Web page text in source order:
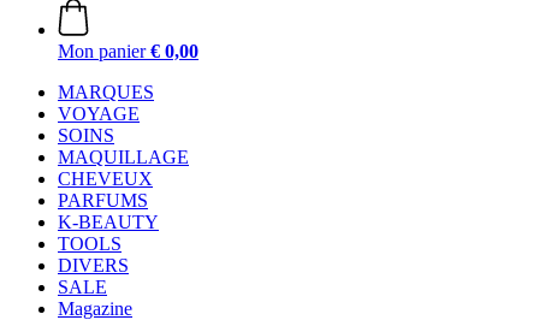
Mon panier € 0,00
MARQUES
VOYAGE
SOINS
MAQUILLAGE
CHEVEUX
PARFUMS
K-BEAUTY
TOOLS
DIVERS
SALE
Magazine